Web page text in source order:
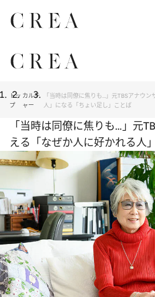
トッ
プ
カルチ
ャー
「当時は同僚に焦りも…」元TBSアナウ
人」になる「ちょい足し」ことば
「当時は同僚に焦りも…」元
える「なぜか人に好かれる人
し」ことば